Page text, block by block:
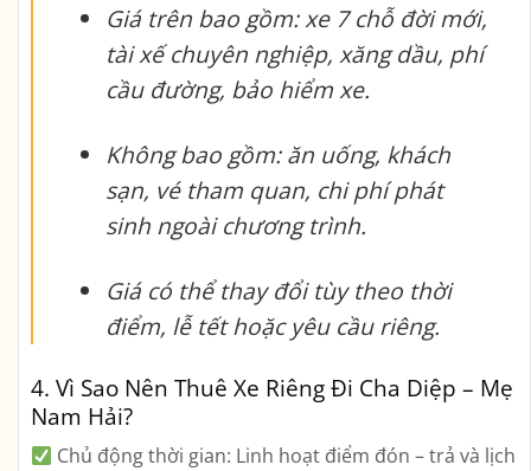
Giá trên bao gồm: xe 7 chỗ đời mới,
tài xế chuyên nghiệp, xăng dầu, phí
cầu đường, bảo hiểm xe.
Không bao gồm: ăn uống, khách
sạn, vé tham quan, chi phí phát
sinh ngoài chương trình.
Giá có thể thay đổi tùy theo thời
điểm, lễ tết hoặc yêu cầu riêng.
4. Vì Sao Nên Thuê Xe Riêng Đi Cha Diệp – Mẹ
Nam Hải?
Chủ động thời gian: Linh hoạt điểm đón – trả và lịch